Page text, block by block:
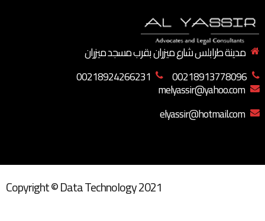
مدينة طرابلس شارع ميزران بقرب مسجد ميزران
00218913778096
00218924266231
melyassir@yahoo.com
elyassir@hotmail.com
Copyright © Data Technology 2021